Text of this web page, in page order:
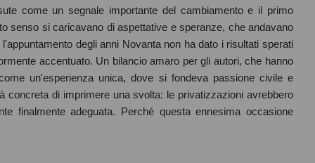
come un segnale importante del cambiamento e il primo
senso si caricavano di aspettative e speranze, che andavano
degli anni Novanta non ha dato i risultati sperati
accentuato. Un bilancio amaro per gli autori, che hanno
un'esperienza unica, dove si fondeva passione civile e
concreta di imprimere una svolta: le privatizzazioni avrebbero
finalmente adeguata. Perché questa ennesima occasione